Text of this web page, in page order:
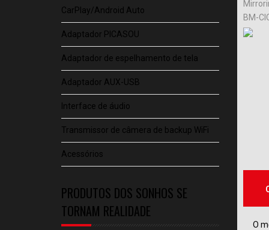
CarPlay/Android Auto
Adaptador PICASOU
Adaptador de espelhamento de tela
Adaptador AUX-USB
Interface de áudio
Transmissor de câmera de backup WiFi
Acessórios
PRODUTOS DOS SONHOS SE
TORNAM REALIDADE
O